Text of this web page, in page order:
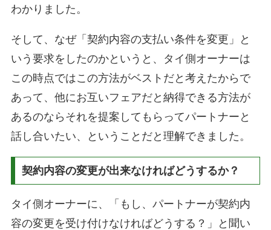
わかりました。
そして、なぜ「契約内容の支払い条件を変更」と
いう要求をしたのかというと、タイ側オーナーは
この時点ではこの方法がベストだと考えたからで
あって、他にお互いフェアだと納得できる方法が
あるのならそれを提案してもらってパートナーと
話し合いたい、ということだと理解できました。
契約内容の変更が出来なければどうするか？
タイ側オーナーに、「もし、パートナーが契約内
容の変更を受け付けなければどうする？」と聞い